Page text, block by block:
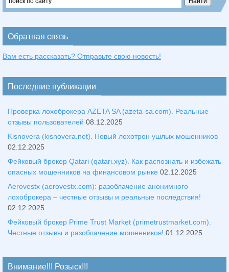
Обратная связь
Вам есть рассказать? Отправьте свою новость!
Последние публикации
Проверка лохоброкера AZETA SA (azeta-sa.com). Реальные
отзывы пользователей 08.12.2025
Kisnovera (kisnovera.net). Новый лохотрон ушлых мошенников
02.12.2025
Фейковый брокер Qatari (qatari.xyz). Как распознать и избежать
опасных мошенников на финансовом рынке 02.12.2025
Aerovestx (aerovestx.com): разоблачение анонимного
лохоброкера – честные отзывы и реальные последствия!
02.12.2025
Фейковый брокер Prime Trust Market (primetrustmarket.com).
Честные отзывы и разоблачение мошенников! 01.12.2025
Внимание!!! Розыск!!!